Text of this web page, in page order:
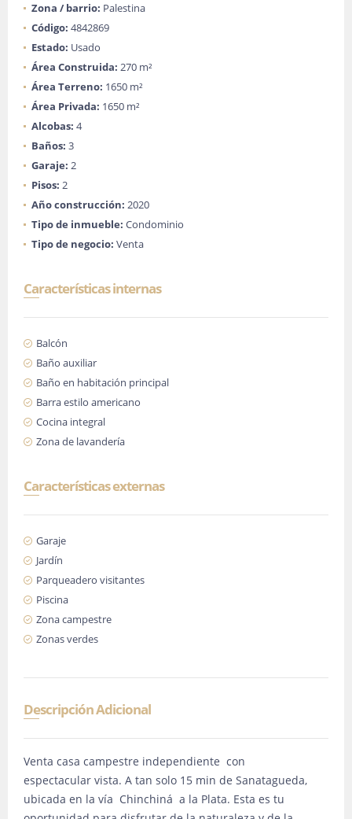
Zona / barrio: Palestina
Código: 4842869
Estado: Usado
Área Construida: 270 m²
Área Terreno: 1650 m²
Área Privada: 1650 m²
Alcobas: 4
Baños: 3
Garaje: 2
Pisos: 2
Año construcción: 2020
Tipo de inmueble: Condominio
Tipo de negocio: Venta
Características internas
Balcón
Baño auxiliar
Baño en habitación principal
Barra estilo americano
Cocina integral
Zona de lavandería
Características externas
Garaje
Jardín
Parqueadero visitantes
Piscina
Zona campestre
Zonas verdes
Descripción Adicional
Venta casa campestre independiente con
espectacular vista. A tan solo 15 min de Sanatagueda,
ubicada en la vía Chinchiná a la Plata. Esta es tu